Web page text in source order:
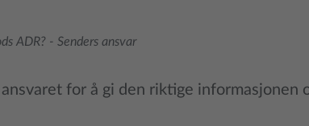
ADR? - Senders ansvar
for å gi den riktige informasjonen